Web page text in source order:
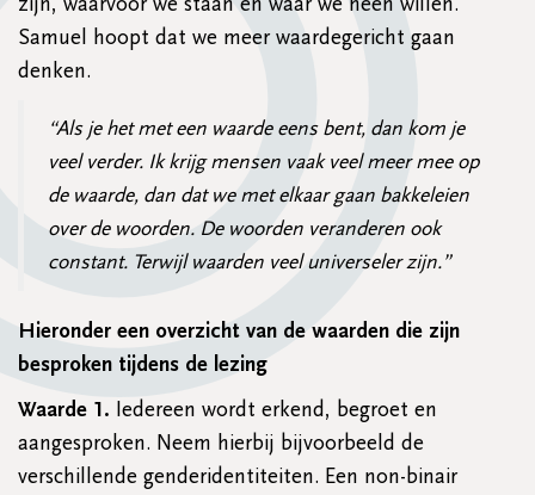
Samuel hoopt dat we meer waardegericht gaan
denken.
“Als je het met een waarde eens bent, dan kom je
veel verder. Ik krijg mensen vaak veel meer mee op
de waarde, dan dat we met elkaar gaan bakkeleien
over de woorden. De woorden veranderen ook
constant. Terwijl waarden veel universeler zijn.”
Hieronder een overzicht van de waarden die zijn
besproken tijdens de lezing
Waarde 1. Iedereen wordt erkend, begroet en
aangesproken. Neem hierbij bijvoorbeeld de
verschillende genderidentiteiten. Een non-binair